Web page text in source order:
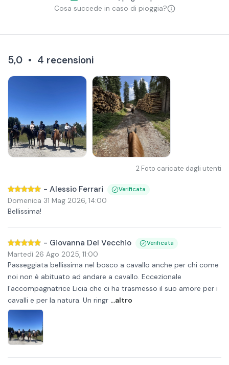
Cosa succede in caso di pioggia?
5,0 • 4 recensioni
2 Foto caricate dagli utenti
- Alessio Ferrari Verificata
Domenica 31 Mag 2026, 14:00
Bellissima!
- Giovanna Del Vecchio Verificata
Martedì 26 Ago 2025, 11:00
Passeggiata bellissima nel bosco a cavallo anche per chi come
noi non è abituato ad andare a cavallo. Eccezionale
l’accompagnatrice Licia che ci ha trasmesso il suo amore per i
cavalli e per la natura. Un ringr ...altro